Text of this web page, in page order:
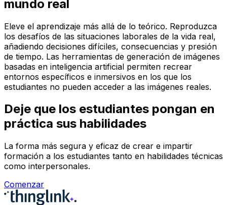
mundo real
Eleve el aprendizaje más allá de lo teórico. Reproduzca
los desafíos de las situaciones laborales de la vida real,
añadiendo decisiones difíciles, consecuencias y presión
de tiempo. Las herramientas de generación de imágenes
basadas en inteligencia artificial permiten recrear
entornos específicos e inmersivos en los que los
estudiantes no pueden acceder a las imágenes reales.
Deje que los estudiantes pongan en
práctica sus habilidades
La forma más segura y eficaz de crear e impartir
formación a los estudiantes tanto en habilidades técnicas
como interpersonales.
Comenzar